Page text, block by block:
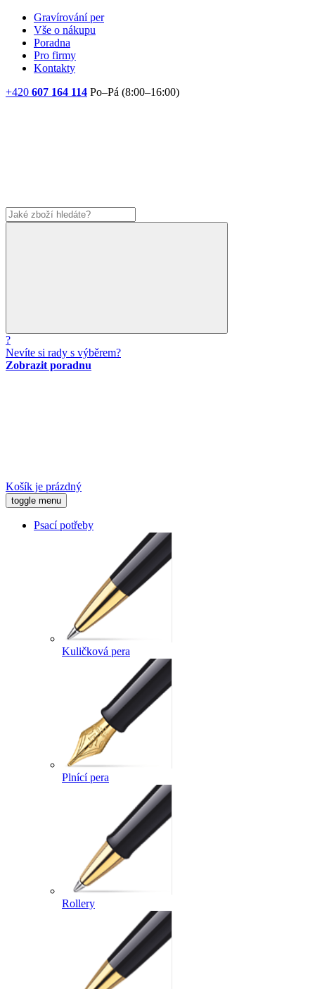
Gravírování per
Vše o nákupu
Poradna
Pro firmy
Kontakty
+420 607 164 114 Po–Pá (8:00–16:00)
?
Nevíte si rady s výběrem?
Zobrazit poradnu
Košík je prázdný
toggle menu
Psací potřeby
Kuličková pera
Plnící pera
Rollery